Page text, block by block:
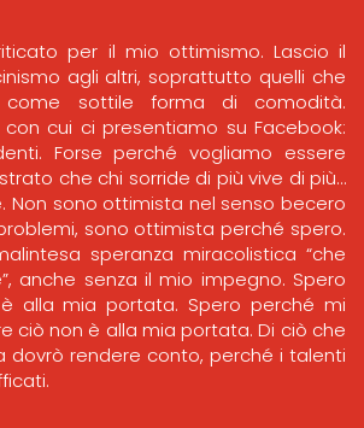
per il mio ottimismo. Lascio il
agli altri, soprattutto quelli che
sottile forma di comodità.
cui ci presentiamo su Facebook:
Forse perché vogliamo essere
che chi sorride di più vive di più…
Non sono ottimista nel senso becero
sono ottimista perché spero.
speranza miracolistica “che
anche senza il mio impegno. Spero
alla mia portata. Spero perché mi
ciò non è alla mia portata. Di ciò che
dovrò rendere conto, perché i talenti